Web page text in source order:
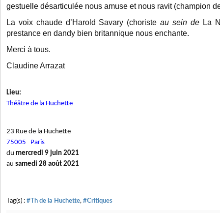
gestuelle désarticulée nous amuse et nous ravit (champion
La voix chaude d’Harold Savary (choriste au sein de La
prestance en dandy bien britannique nous enchante.
Merci à tous.
Claudine Arrazat
Lieu:
Théâtre de la Huchette
23 Rue de la Huchette
75005
Paris
du mercredi 9 juin 2021
au samedi 28 août 2021
Tag(s) : #Th de la Huchette, #Critiques